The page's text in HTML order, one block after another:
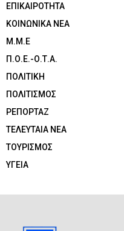
ΕΠΙΚΑΙΡΟΤΗΤΑ
ΚΟΙΝΩΝΙΚΑ ΝΕΑ
Μ.Μ.Ε
Π.Ο.Ε.-Ο.Τ.Α.
ΠΟΛΙΤΙΚΗ
ΠΟΛΙΤΙΣΜΟΣ
ΡΕΠΟΡΤΑΖ
ΤΕΛΕΥΤΑΙΑ ΝΕΑ
ΤΟΥΡΙΣΜΟΣ
ΥΓΕΙΑ